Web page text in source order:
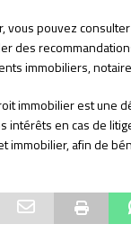
pouvez
des
immobiliers,
immobilier est une
en cas de
afin de